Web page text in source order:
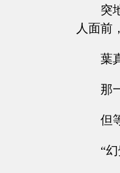
突
人面前
葉
那
但
“